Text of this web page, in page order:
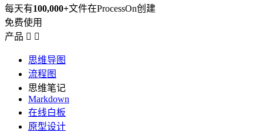
每天有100,000+文件在ProcessOn创建
免费使用
产品  
思维导图
流程图
思维笔记
Markdown
在线白板
原型设计